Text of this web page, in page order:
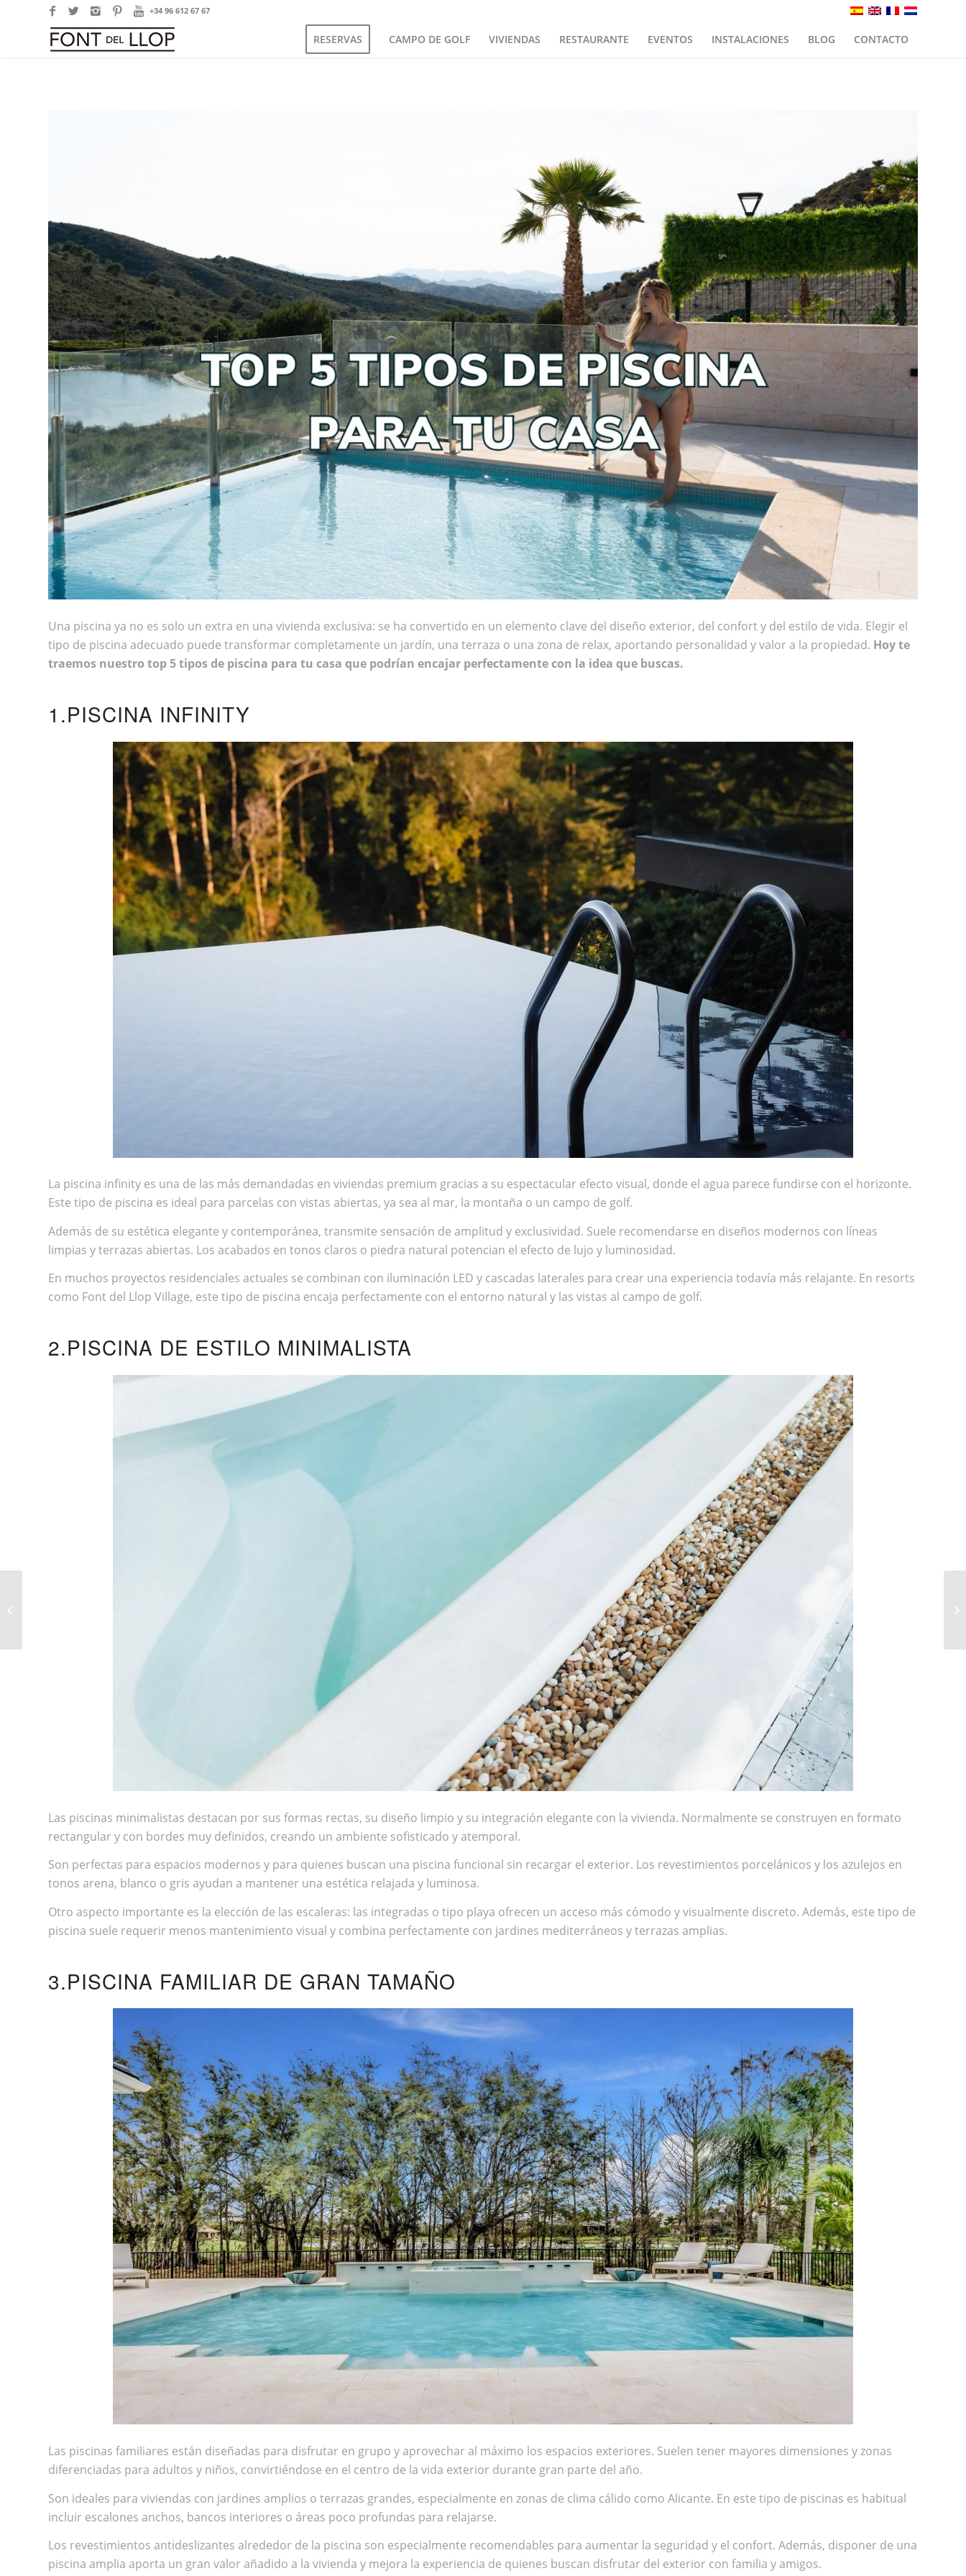
+34 96 612 67 67
RESERVAS CAMPO DE GOLF VIVIENDAS RESTAURANTE EVENTOS INSTALACIONES BLOG CONTACTO
Una piscina ya no es solo un extra en una vivienda exclusiva: se ha convertido en un elemento clave del diseño exterior, del confort y del estilo de vida. Elegir el
tipo de piscina adecuado puede transformar completamente un jardín, una terraza o una zona de relax, aportando personalidad y valor a la propiedad. Hoy te
traemos nuestro top 5 tipos de piscina para tu casa que podrían encajar perfectamente con la idea que buscas.
1.PISCINA INFINITY
La piscina infinity es una de las más demandadas en viviendas premium gracias a su espectacular efecto visual, donde el agua parece fundirse con el horizonte.
Este tipo de piscina es ideal para parcelas con vistas abiertas, ya sea al mar, la montaña o un campo de golf.
Además de su estética elegante y contemporánea, transmite sensación de amplitud y exclusividad. Suele recomendarse en diseños modernos con líneas
limpias y terrazas abiertas. Los acabados en tonos claros o piedra natural potencian el efecto de lujo y luminosidad.
En muchos proyectos residenciales actuales se combinan con iluminación LED y cascadas laterales para crear una experiencia todavía más relajante. En resorts
como Font del Llop Village, este tipo de piscina encaja perfectamente con el entorno natural y las vistas al campo de golf.
2.PISCINA DE ESTILO MINIMALISTA
Las piscinas minimalistas destacan por sus formas rectas, su diseño limpio y su integración elegante con la vivienda. Normalmente se construyen en formato
rectangular y con bordes muy definidos, creando un ambiente sofisticado y atemporal.
Son perfectas para espacios modernos y para quienes buscan una piscina funcional sin recargar el exterior. Los revestimientos porcelánicos y los azulejos en
tonos arena, blanco o gris ayudan a mantener una estética relajada y luminosa.
Otro aspecto importante es la elección de las escaleras: las integradas o tipo playa ofrecen un acceso más cómodo y visualmente discreto. Además, este tipo de
piscina suele requerir menos mantenimiento visual y combina perfectamente con jardines mediterráneos y terrazas amplias.
3.PISCINA FAMILIAR DE GRAN TAMAÑO
Las piscinas familiares están diseñadas para disfrutar en grupo y aprovechar al máximo los espacios exteriores. Suelen tener mayores dimensiones y zonas
diferenciadas para adultos y niños, convirtiéndose en el centro de la vida exterior durante gran parte del año.
Son ideales para viviendas con jardines amplios o terrazas grandes, especialmente en zonas de clima cálido como Alicante. En este tipo de piscinas es habitual
incluir escalones anchos, bancos interiores o áreas poco profundas para relajarse.
Los revestimientos antideslizantes alrededor de la piscina son especialmente recomendables para aumentar la seguridad y el confort. Además, disponer de una
piscina amplia aporta un gran valor añadido a la vivienda y mejora la experiencia de quienes buscan disfrutar del exterior con familia y amigos.